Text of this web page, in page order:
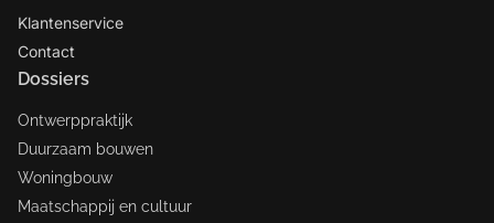
Klantenservice
Contact
Dossiers
Ontwerppraktijk
Duurzaam bouwen
Woningbouw
Maatschappij en cultuur